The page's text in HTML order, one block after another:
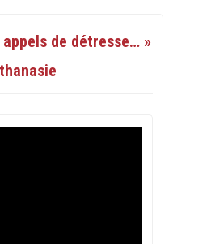
de détresse… »